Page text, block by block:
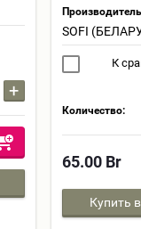
+
SOFI
К
Количество:
65.00 Br
Купить